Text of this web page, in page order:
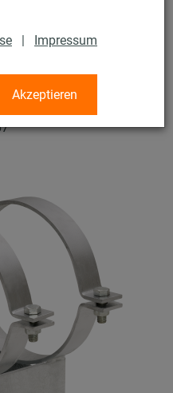
| Impressum
Akzeptieren
Typ DS-2